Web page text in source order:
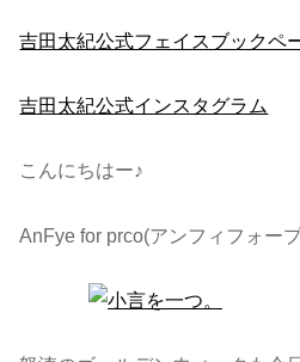
吉田太紀公式フェイスブックペ
吉田太紀公式インスタグラム
こんにちはー♪
AnFye for prco(アンフィフォー